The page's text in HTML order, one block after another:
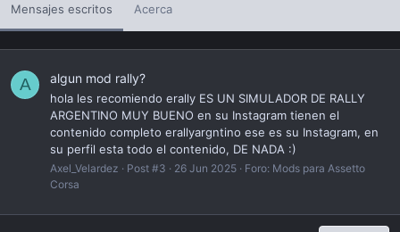
Mensajes escritos Acerca
A algun mod rally?
hola les recomiendo erally ES UN SIMULADOR DE RALLY
ARGENTINO MUY BUENO en su Instagram tienen el
contenido completo erallyargntino ese es su Instagram, en
su perfil esta todo el contenido, DE NADA :)
Axel_Velardez Post #3 26 Jun 2025 Foro: Mods para Assetto
Corsa